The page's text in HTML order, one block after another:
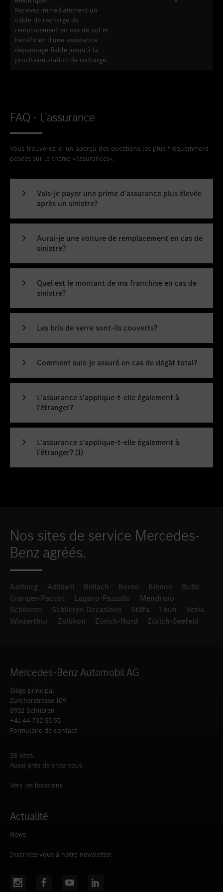
Recevez immédiatement un
câble de recharge de
remplacement en cas de vol et
bénéficiez d’une assistance
dépannage fiable jusqu’à la
prochaine station de recharge.
FAQ - L’assurance
Vous trouverez ici un aperçu des questions les plus fréquemment
posées sur le thème «Assurances».
Vais-je payer une prime d’assurance plus élevée
après un sinistre?
Aurai-je une voiture de remplacement en cas de
sinistre?
Quel est le montant de ma franchise en cas de
sinistre?
Les bris de verre sont-ils couverts?
Comment suis-je assuré en cas de dégât total?
L’assurance s’applique-t-elle également à
l’étranger?
L’assurance s’applique-t-elle également à
l’étranger? (1)
Nos sites de service Mercedes-
Benz agréés.
Aarburg Adliswil Bellach Berne Bienne
Bulle
Granges-Paccot
Lugano-Pazzallo
Mendrisio
Schlieren
Schlieren Occasions Stäfa Thun
Vezia
Winterthur
Zollikon Zürich-Nord Zürich-Seefeld
Mercedes-Benz Automobil AG
Siège principal
Zürcherstrasse 109
8952 Schlieren
+41 44 732 55 55
Formulaire de contact
28 sites.
Aussi près de chez vous.
Vers les locations
Actualité
News
Inscrivez-vous à notre newsletter.